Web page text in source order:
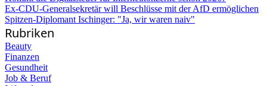
Ex-CDU-Generalsekretär will Beschlüsse mit der AfD ermöglichen
Spitzen-Diplomant Ischinger: "Ja, wir waren naiv"
Rubriken
Beauty
Finanzen
Gesundheit
Job & Beruf